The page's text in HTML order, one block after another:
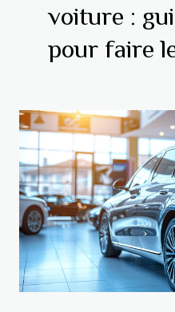
voiture :
pour faire